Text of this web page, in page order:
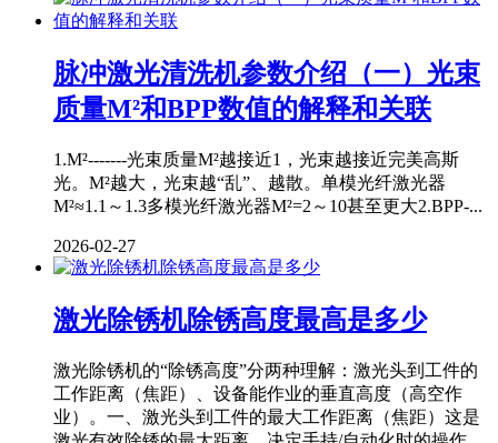
脉冲激光清洗机参数介绍（一）光束
质量M²和BPP数值的解释和关联
1.M²-------光束质量M²越接近1，光束越接近完美高斯
光。M²越大，光束越“乱”、越散。单模光纤激光器
M²≈1.1～1.3多模光纤激光器M²=2～10甚至更大2.BPP-...
2026-02-27
激光除锈机除锈高度最高是多少
激光除锈机的“除锈高度”分两种理解：激光头到工件的
工作距离（焦距）、设备能作业的垂直高度（高空作
业）。一、激光头到工件的最大工作距离（焦距）这是